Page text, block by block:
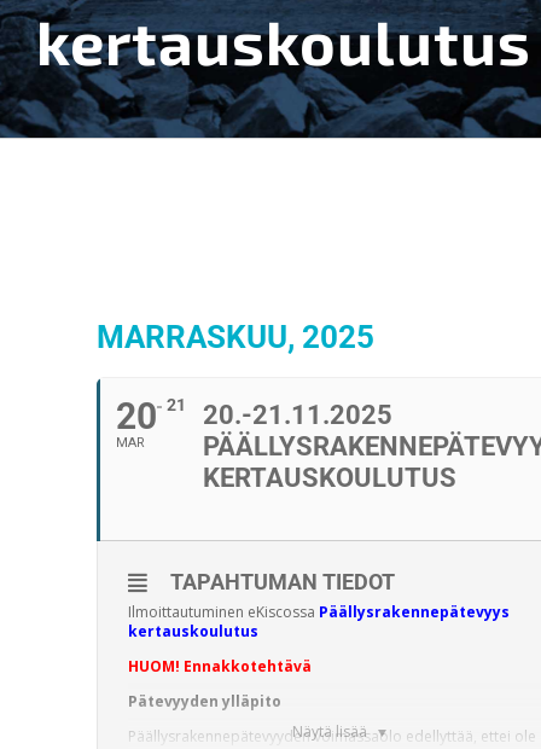
kertauskoulutus
MARRASKUU, 2025
20
MAR
21
20.-21.11.2025
KERTAUSKOULUTUS
Näytä lisää
TAPAHTUMAN TIEDOT
Ilmoittautuminen eKiscossa Päällysrakennepätevyys
kertauskoulutus
HUOM! Ennakkotehtävä
Pätevyyden ylläpito
Päällysrakennepätevyyden voimassaolo edellyttää, ettei ole